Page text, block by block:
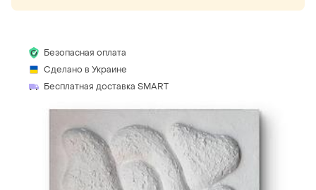
Безопасная оплата
Сделано в Украине
Бесплатная доставка SMART